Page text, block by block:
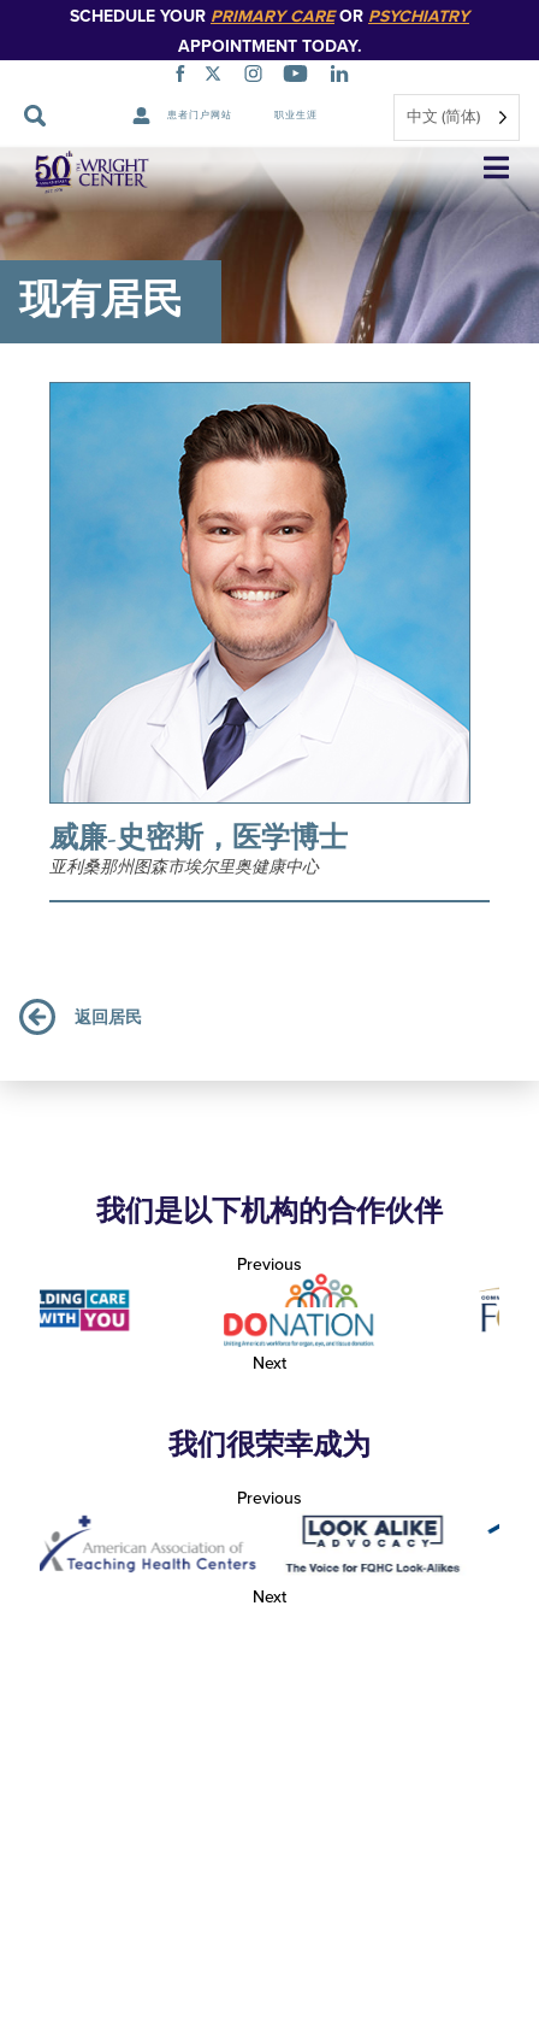
SCHEDULE YOUR PRIMARY CAREOR PSYCHIATRY
APPOINTMENT TODAY.
患者门户网站 职业生涯 中文 (简体)
跳
过
导
航
现有居民
威廉-史密斯，医学博士
亚利桑那州图森市埃尔里奥健康中心
返回居民
我们是以下机构的合作伙伴
Previous
Next
我们很荣幸成为
Previous
Next